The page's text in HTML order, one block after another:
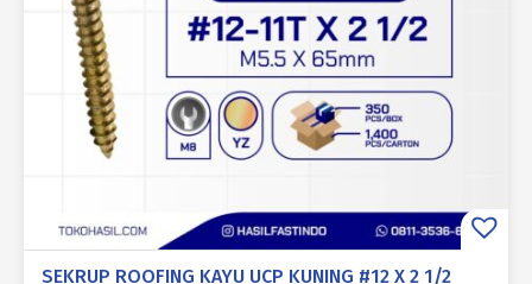
SEKRUP ROOFING KAYU UCP KUNING #12 X 2 1/2